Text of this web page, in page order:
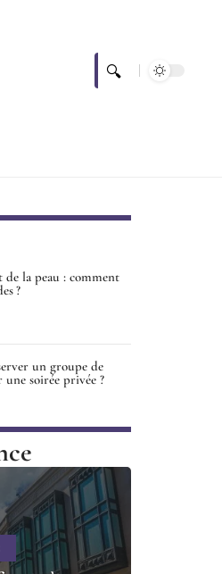
de la peau : comment
?
un groupe de
soirée privée ?